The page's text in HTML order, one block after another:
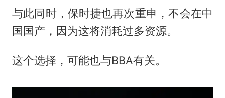
与此同时，保时捷也再次重申，不会在中
国国产，因为这将消耗过多资源。
这个选择，可能也与BBA有关。